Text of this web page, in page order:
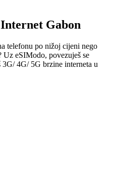
Gabon
telefonu po nižoj cijeni nego
Uz eSIModo, povezuješ se
4G/ 5G brzine interneta u